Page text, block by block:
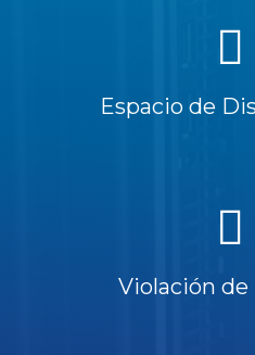
Espacio de
Violación de